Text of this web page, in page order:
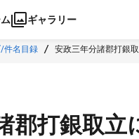
ギャラリー
件名目録 安政三年分諸郡打銀
郡打銀取立